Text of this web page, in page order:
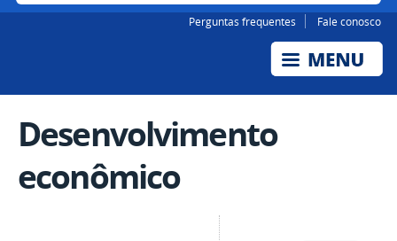
Perguntas frequentes Fale conosco
Desenvolvimento
econômico